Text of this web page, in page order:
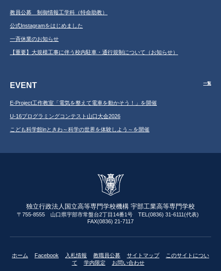
教員公募 制御情報工学科（特命助教）
公式Instagramをはじめました
一斉休業のお知らせ
【重要】大規模工事に伴う校内駐車・通行規制について（お知らせ）
EVENT 一覧
E-Project工作教室「電気を整えて電車を動かそう！」を開催
U-16プログラミングコンテスト山口大会2026
こども科学館inときわ～科学の世界を体験しよう～を開催
独立行政法人国立高等専門学校機構 宇部工業高等専門学校
〒755-8555 山口県宇部市常盤台2丁目14番1号 TEL(0836) 31-6111(代表)
FAX(0836) 21-7117
ホーム Facebook 入札情報 教職員公募 サイトマップ
このサイトについ
て
学内限定 お問い合わせ